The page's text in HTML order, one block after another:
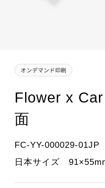
Flower x
面
FC-YY-000029-01JP
日本サイズ